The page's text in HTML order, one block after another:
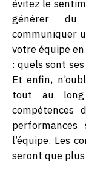
évitez le
générer du
communiquer
votre équipe
: quels sont
Et enfin,
tout au long
compétences
l’équipe. Les
seront que